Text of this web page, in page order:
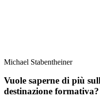
Michael Stabentheiner
Vuole saperne di più
destinazione formativa?